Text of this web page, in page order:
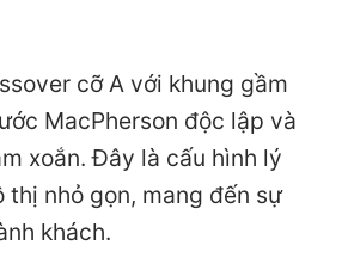
cỡ A với khung gầm
MacPherson độc lập và
xoắn. Đây là cấu hình lý
thị nhỏ gọn, mang đến sự
khách.